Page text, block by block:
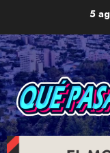
content
5